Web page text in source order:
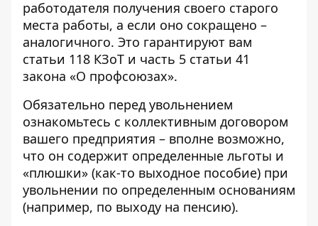
работодателя получения своего старого
места работы, а если оно сокращено –
аналогичного. Это гарантируют вам
статьи 118 КЗоТ и часть 5 статьи 41
закона «О профсоюзах».
Обязательно перед увольнением
ознакомьтесь с коллективным договором
вашего предприятия – вполне возможно,
что он содержит определенные льготы и
«плюшки» (как-то выходное пособие) при
увольнении по определенным основаниям
(например, по выходу на пенсию).